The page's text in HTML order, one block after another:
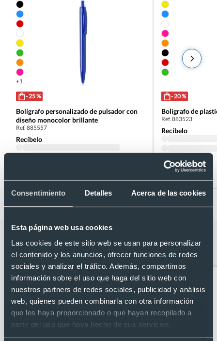
Consentimiento Detalles Acerca de las cookies
Esta página web usa cookies
Las cookies de este sitio web se usan para personalizar
el contenido y los anuncios, ofrecer funciones de redes
sociales y analizar el tráfico. Además, compartimos
información sobre el uso que haga del sitio web con
nuestros partners de redes sociales, publicidad y análisis
web, quienes pueden combinarla con otra información
que les haya proporcionado o que hayan recopilado a
partir del uso que haya hecho de sus servicios.
+1
- 25 %
Bolígrafo personalizado de pulsador con
diseño monocolor brillante
Ref. 885557
Recíbelo
- 20 %
Bolígrafo de
Ref. 883523
Recíbelo
Categorías relacionadas con Bolígrafo
cuerpo blanco detalles color